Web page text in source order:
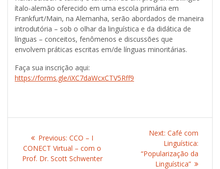
ítalo-alemão oferecido em uma escola primária em
Frankfurt/Main, na Alemanha, serão abordados de maneira
introdutória – sob o olhar da linguística e da didática de
línguas – conceitos, fenômenos e discussões que
envolvem práticas escritas em/de línguas minoritárias.
Faça sua inscrição aqui:
https://forms.gle/iXC7daWcxCTV5Rff9
navigation
Previous: Previous
post:
CCO – I
CONECT Virtual – com o
Prof. Dr. Scott Schwenter
Next: Next
post:
Café com
Linguística:
“Popularização da
Linguística”